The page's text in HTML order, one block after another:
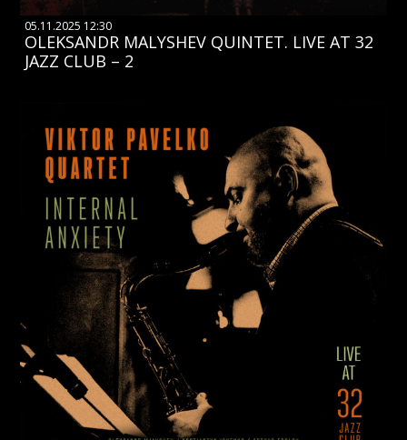
05.11.2025 12:30
OLEKSANDR MALYSHEV QUINTET. LIVE AT 32
JAZZ CLUB – 2